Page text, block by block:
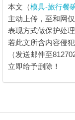
本文（模具-旅行餐
主动上传，至和网
表现方式做保护处
若此文所含内容侵
（发送邮件至
立即给予删除！